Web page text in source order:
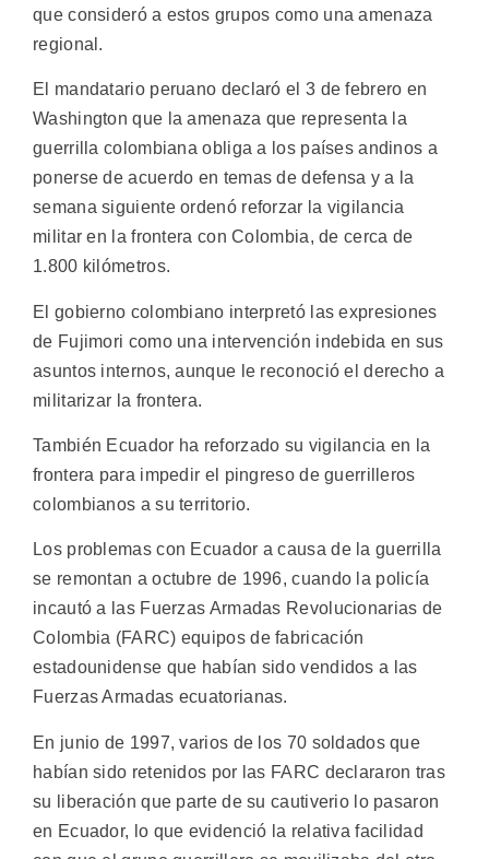
que consideró a estos grupos como una amenaza
regional.
El mandatario peruano declaró el 3 de febrero en
Washington que la amenaza que representa la
guerrilla colombiana obliga a los países andinos a
ponerse de acuerdo en temas de defensa y a la
semana siguiente ordenó reforzar la vigilancia
militar en la frontera con Colombia, de cerca de
1.800 kilómetros.
El gobierno colombiano interpretó las expresiones
de Fujimori como una intervención indebida en sus
asuntos internos, aunque le reconoció el derecho a
militarizar la frontera.
También Ecuador ha reforzado su vigilancia en la
frontera para impedir el pingreso de guerrilleros
colombianos a su territorio.
Los problemas con Ecuador a causa de la guerrilla
se remontan a octubre de 1996, cuando la policía
incautó a las Fuerzas Armadas Revolucionarias de
Colombia (FARC) equipos de fabricación
estadounidense que habían sido vendidos a las
Fuerzas Armadas ecuatorianas.
En junio de 1997, varios de los 70 soldados que
habían sido retenidos por las FARC declararon tras
su liberación que parte de su cautiverio lo pasaron
en Ecuador, lo que evidenció la relativa facilidad